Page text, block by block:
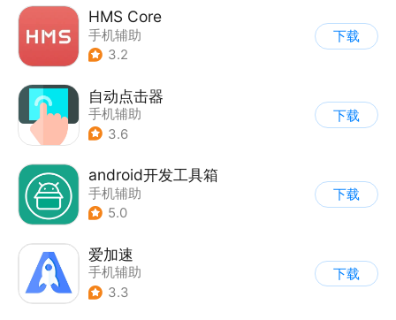
HMS Core
手机辅助
3.2
下载
自动点击器
手机辅助
3.6
下载
android开发工具箱
手机辅助
5.0
下载
爱加速
手机辅助
3.3
下载